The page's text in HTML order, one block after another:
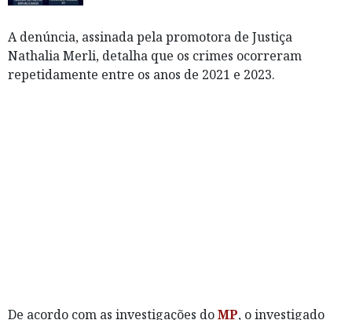
A denúncia, assinada pela promotora de Justiça
Nathalia Merli, detalha que os crimes ocorreram
repetidamente entre os anos de 2021 e 2023.
De acordo com as investigações doMP, o investigado